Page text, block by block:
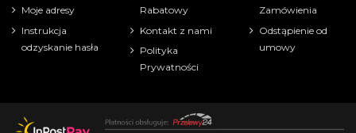
Moje adresy
Instrukcja
odzyskanie hasła
Rabatowy
Kontakt z nami
Polityka
Prywatności
Zamówienia
Odstąpienie od
umowy